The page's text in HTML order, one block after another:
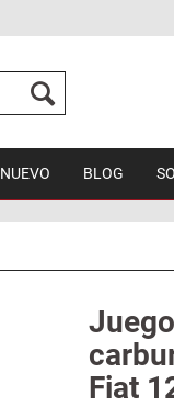
NUEVO BLOG
Fiat